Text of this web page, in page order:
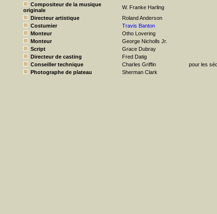
Compositeur de la musique
originale
W. Franke Harling
Directeur artistique
Roland Anderson
Costumier
Travis Banton
Monteur
Otho Lovering
Monteur
George Nicholls Jr.
Script
Grace Dubray
Directeur de casting
Fred Datig
Conseiller technique
Charles Griffin
pour les
Photographe de plateau
Sherman Clark